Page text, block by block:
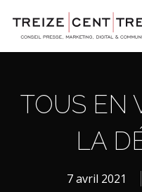
TOUS EN
LA
7 avril 2021